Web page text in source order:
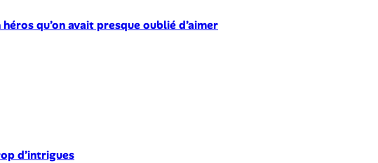
qu’on avait presque oublié d’aimer
d’intrigues